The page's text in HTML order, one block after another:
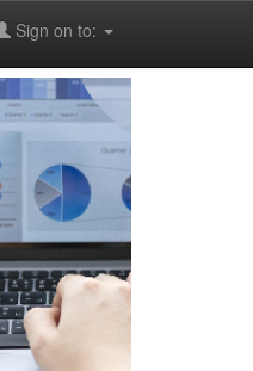
Sign on to: